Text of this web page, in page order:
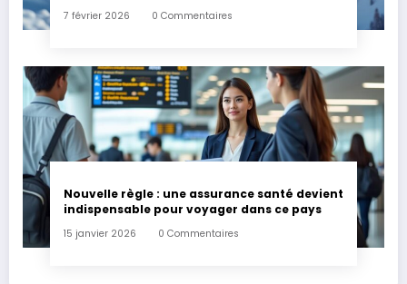
7 février 2026 0 Commentaires
Nouvelle règle : une assurance santé devient
indispensable pour voyager dans ce pays
15 janvier 2026 0 Commentaires